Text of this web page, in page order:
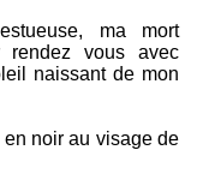
ma mort
rendez vous avec
naissant de mon
en noir au visage de